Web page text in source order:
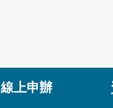
線上申辦